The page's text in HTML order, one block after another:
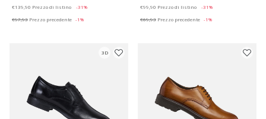
€139,90 Prezzo di listino
-31%
€97,93 Prezzo precedente -1%
€99,90 Prezzo di listino
-31%
€69,93 Prezzo precedente -1%
3D